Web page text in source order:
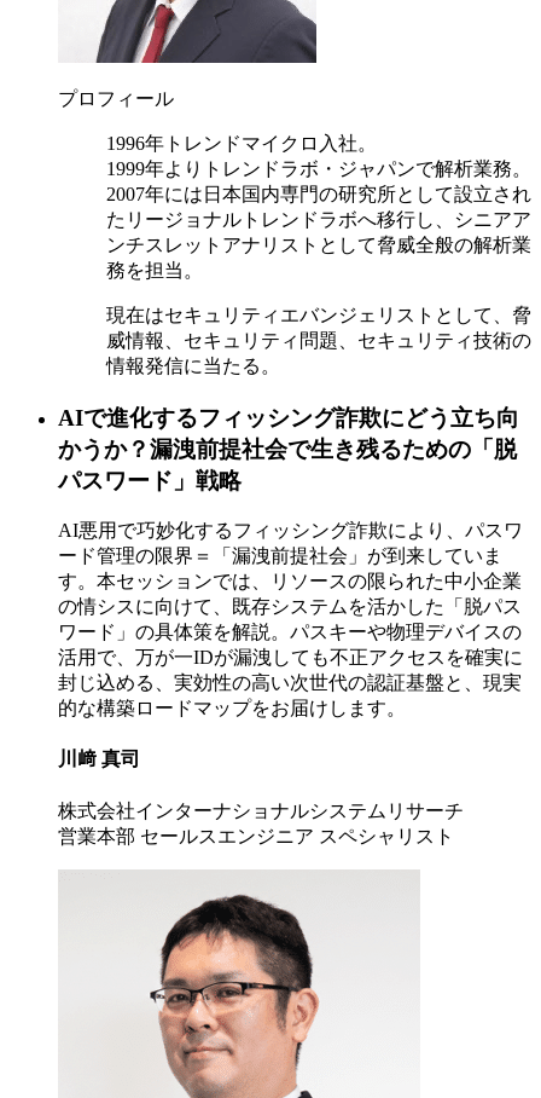
プロフィール
1996年トレンドマイクロ入社。
1999年よりトレンドラボ・ジャパンで解析業務。
2007年には日本国内専門の研究所として設立され
たリージョナルトレンドラボへ移行し、シニアア
ンチスレットアナリストとして脅威全般の解析業
務を担当。
現在はセキュリティエバンジェリストとして、脅
威情報、セキュリティ問題、セキュリティ技術の
情報発信に当たる。
AIで進化するフィッシング詐欺にどう立ち向
かうか？漏洩前提社会で生き残るための「脱
パスワード」戦略
AI悪用で巧妙化するフィッシング詐欺により、パスワ
ード管理の限界＝「漏洩前提社会」が到来していま
す。本セッションでは、リソースの限られた中小企業
の情シスに向けて、既存システムを活かした「脱パス
ワード」の具体策を解説。パスキーや物理デバイスの
活用で、万が一IDが漏洩しても不正アクセスを確実に
封じ込める、実効性の高い次世代の認証基盤と、現実
的な構築ロードマップをお届けします。
川﨑 真司
株式会社インターナショナルシステムリサーチ
営業本部 セールスエンジニア スペシャリスト